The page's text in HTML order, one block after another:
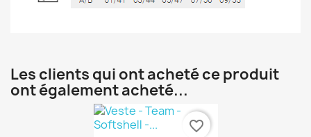
Les clients qui ont acheté ce produit
ont également acheté...
favorite_border